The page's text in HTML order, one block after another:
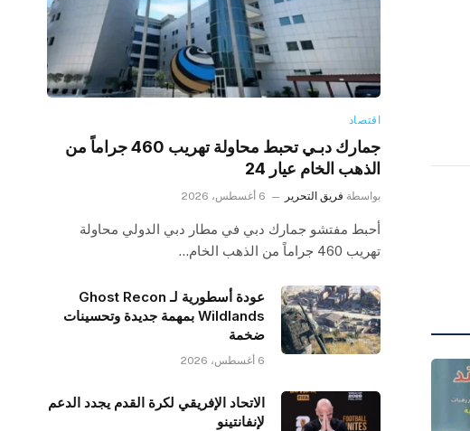
اقتصاد
جمارك دبـي تحبط محاولة تهريب 460 جراماً من
الذهب الخام عيار 24
بواسطة فريق التحرير 6 أغسطس، 2026
أحبط مفتشو جمارك دبي في مطار دبي الدولي محاولة
تهريب 460 جراماً من الذهب الخام…
عودة أسطورية لـ Ghost Recon
Wildlands بمهمة جديدة وتحسينات
ضخمة
6 أغسطس، 2026
الاتحاد الإفريقي لكرة القدم يجدد الدعم
لإنفانتينو